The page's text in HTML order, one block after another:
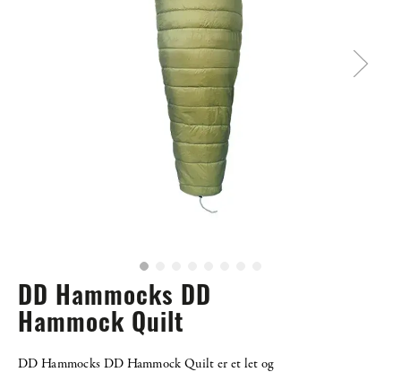
DD Hammocks DD
Hammock Quilt
DD Hammocks DD Hammock Quilt er et let og